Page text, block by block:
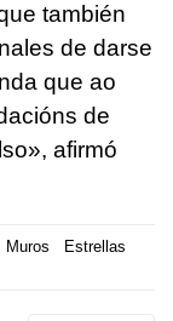
también
de darse
que ao
de
», afirmó
Muros
Estrellas